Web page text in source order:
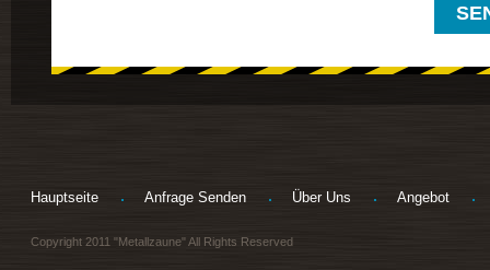
Hauptseite Anfrage Senden Über Uns Angebot
Copyright 2011 "Metallzaune" All Rights Reserved